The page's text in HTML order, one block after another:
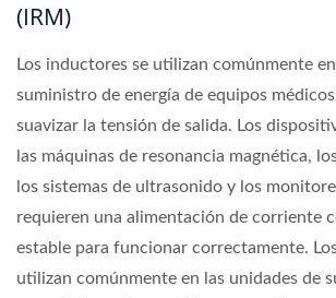
(IRM)
Los inductores se utilizan comúnmente
suministro de energía de equipos
suavizar la tensión de salida. Los
las máquinas de resonancia magnética,
los sistemas de ultrasonido y los
requieren una alimentación de corriente
estable para funcionar correctamente.
utilizan comúnmente en las unidades de